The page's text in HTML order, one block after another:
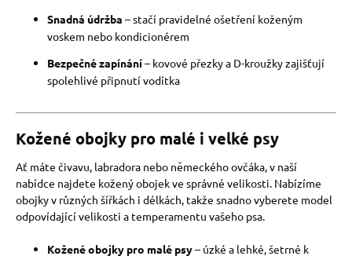
Snadná údržba – stačí pravidelné ošetření koženým
voskem nebo kondicionérem
Bezpečné zapínání– kovové přezky a D-kroužky zajišťují
spolehlivé připnutí vodítka
Kožené obojky pro malé i velké psy
Ať máte čivavu, labradora nebo německého ovčáka, v naší
nabídce najdete kožený obojek ve správné velikosti. Nabízíme
obojky v různých šířkách i délkách, takže snadno vyberete model
odpovídající velikosti a temperamentu vašeho psa.
Kožené obojky pro malé psy– úzké a lehké, šetrné k